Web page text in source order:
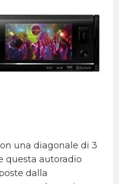
una diagonale di 3
questa autoradio
dalla